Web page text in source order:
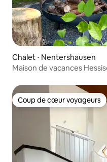
Chalet ⋅ Nentershausen
Maison de vacances
Coup de cœur voyageurs
Coup de cœur voyageurs